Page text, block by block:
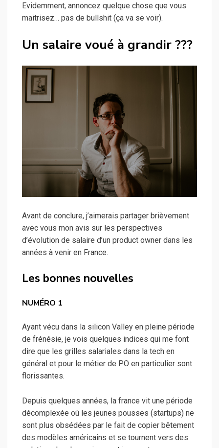
Evidemment, annoncez quelque chose que vous
maitrisez… pas de bullshit (ça va se voir).
Un salaire voué à grandir ???
Avant de conclure, j’aimerais partager brièvement
avec vous mon avis sur les perspectives
d’évolution de salaire d’un product owner dans les
années à venir en France.
Les bonnes nouvelles
NUMÉRO 1
Ayant vécu dans la silicon Valley en pleine période
de frénésie, je vois quelques indices qui me font
dire que les grilles salariales dans la tech en
général et pour le métier de PO en particulier sont
florissantes.
Depuis quelques années, la france vit une période
décomplexée où les jeunes pousses (startups) ne
sont plus obsédées par le fait de copier bêtement
des modèles américains et se tournent vers des